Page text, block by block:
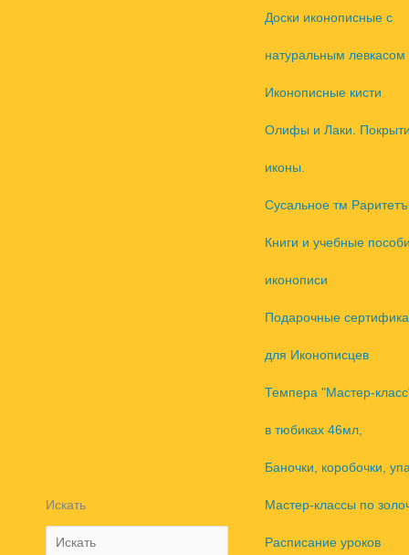
Искать
Доски иконописные с
натуральным левкасом
Иконописные кисти
Олифы и Лаки.
иконы.
Сусальное тм Раритетъ
Книги и учебные
иконописи
Подарочные
для Иконописцев
Темпера "Мастер-
в тюбиках 46мл,
Баночки, коробочки,
Мастер-классы по
Расписание уроков